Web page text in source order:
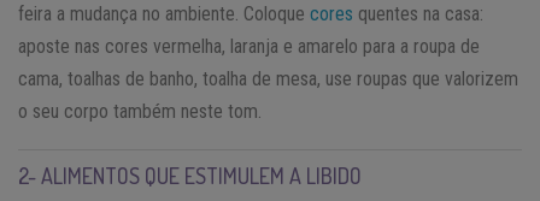
feira a mudança no ambiente. Coloque cores quentes na casa:
aposte nas cores vermelha, laranja e amarelo para a roupa de
cama, toalhas de banho, toalha de mesa, use roupas que valorizem
o seu corpo também neste tom.
2- ALIMENTOS QUE ESTIMULEM A LIBIDO